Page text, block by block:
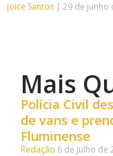
Joice Santos 29 de junho
Mais
Polícia Civil
de vans e
Fluminense
Redação 6 de julho de